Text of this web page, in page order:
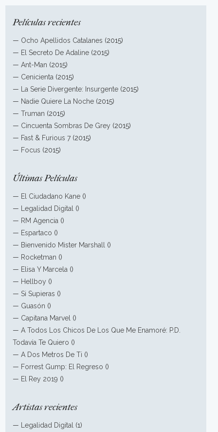
Películas recientes
— Ocho Apellidos Catalanes (2015)
— El Secreto De Adaline (2015)
—Ant-Man (2015)
— Cenicienta (2015)
—
La Serie Divergente: Insurgente (2015)
— Nadie Quiere La Noche (2015)
—Truman (2015)
— Cincuenta Sombras De Grey (2015)
— Fast & Furious 7 (2015)
— Focus (2015)
Últimas Películas
— El Ciudadano Kane ()
—
Legalidad Digital
()
— RM Agencia ()
— Espartaco ()
— Bienvenido Mister Marshall
()
— Rocketman ()
— Elisa Y Marcela ()
— Hellboy ()
—Si Supieras ()
— Guasón ()
— Capitana Marvel ()
—A Todos Los Chicos De Los Que Me Enamoré: P.D.
Todavía Te Quiero ()
—A Dos Metros De Ti ()
— Forrest Gump: El Regreso ()
— El Rey 2019 ()
Artistas recientes
— Legalidad Digital
(1)